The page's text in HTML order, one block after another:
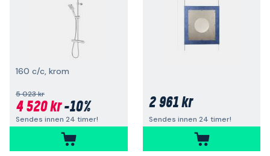
160 c/c, krom
5 023 kr
4 520 kr-10%
Sendes innen 24 timer!
2 961 kr
Sendes innen 24 timer!